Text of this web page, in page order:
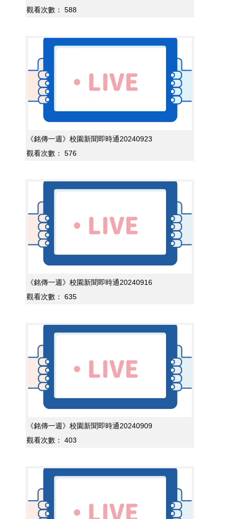
觀看次數：
588
《銘傳一週》校園新聞即時通20240923
觀看次數：
576
《銘傳一週》校園新聞即時通20240916
觀看次數：
635
《銘傳一週》校園新聞即時通20240909
觀看次數：
403